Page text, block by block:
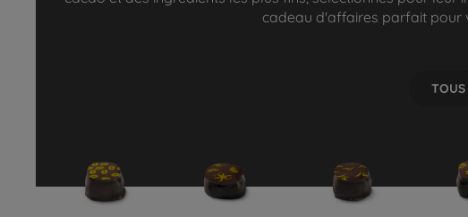
cadeau d'affaires parfait pour
TOUS